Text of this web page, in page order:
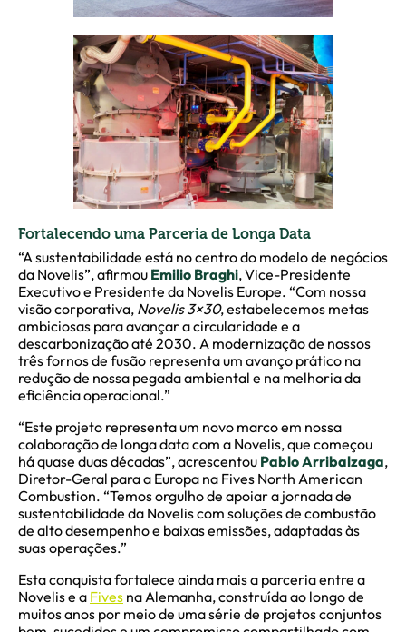
Fortalecendo uma Parceria de Longa Data
“A sustentabilidade está no centro do modelo de negócios
da Novelis”, afirmou Emilio Braghi, Vice-Presidente
Executivo e Presidente da Novelis Europe. “Com nossa
visão corporativa, Novelis 3×30, estabelecemos metas
ambiciosas para avançar a circularidade e a
descarbonização até 2030. A modernização de nossos
três fornos de fusão representa um avanço prático na
redução de nossa pegada ambiental e na melhoria da
eficiência operacional.”
“Este projeto representa um novo marco em nossa
colaboração de longa data com a Novelis, que começou
há quase duas décadas”, acrescentou Pablo Arribalzaga,
Diretor-Geral para a Europa na Fives North American
Combustion. “Temos orgulho de apoiar a jornada de
sustentabilidade da Novelis com soluções de combustão
de alto desempenho e baixas emissões, adaptadas às
suas operações.”
Esta conquista fortalece ainda mais a parceria entre a
Novelis e a Fives na Alemanha, construída ao longo de
muitos anos por meio de uma série de projetos conjuntos